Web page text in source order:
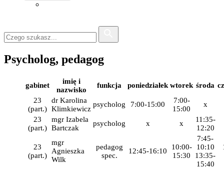
Psycholog, pedagog
gabinet
imię i
nazwisko
funkcja poniedziałek wtorek środa
23
(part.)
dr Karolina
Klimkiewicz
psycholog 7:00-15:00
7:00-
15:00
x
23
(part.)
mgr Izabela
Bartczak
psycholog x x
11:35-
12:20
23
(part.)
mgr
Agnieszka
Wilk
pedagog
spec.
12:45-16:10
10:00-
15:30
7:45-
10:10
13:35-
15:40